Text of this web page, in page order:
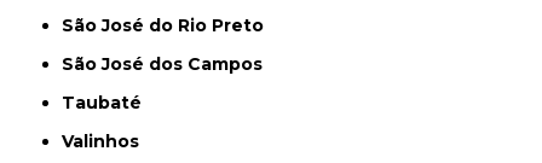
São José do Rio Preto
São José dos Campos
Taubaté
Valinhos